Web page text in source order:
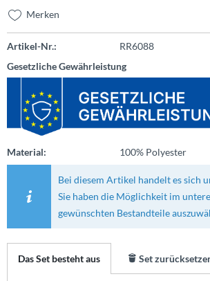
Merken
Artikel-Nr.:
RR6088
Gesetzliche Gewährleistung
Material: 100% Polyester
Bei diesem Artikel handelt es sich
Sie haben die Möglichkeit im
gewünschten Bestandteile
Das Set besteht aus Set